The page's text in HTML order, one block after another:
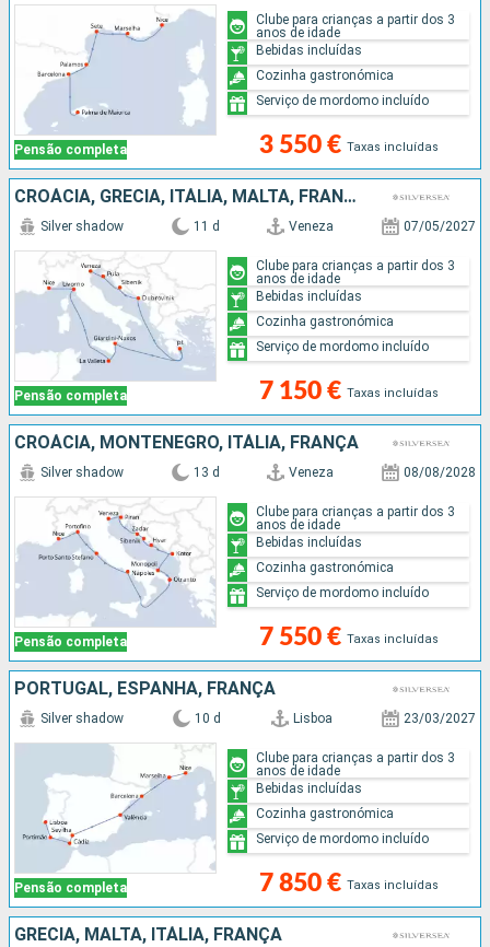
Pensão completa 3 550 € Taxas incluídas
Clube para crianças a partir dos 3
anos de idade
Bebidas incluídas
Cozinha gastronómica
Serviço de mordomo incluído
CROÁCIA, GRÉCIA, ITÁLIA, MALTA, FRANÇA
Pensão completa
Silver shadow 11 d Veneza 07/05/2027
7 150 € Taxas incluídas
Clube para crianças a partir dos 3
anos de idade
Bebidas incluídas
Cozinha gastronómica
Serviço de mordomo incluído
CROÁCIA, MONTENEGRO, ITÁLIA, FRANÇA
Pensão completa
Silver shadow 13 d Veneza 08/08/2028
7 550 € Taxas incluídas
Clube para crianças a partir dos 3
anos de idade
Bebidas incluídas
Cozinha gastronómica
Serviço de mordomo incluído
PORTUGAL, ESPANHA, FRANÇA
Pensão completa
Silver shadow 10 d Lisboa 23/03/2027
7 850 € Taxas incluídas
Clube para crianças a partir dos 3
anos de idade
Bebidas incluídas
Cozinha gastronómica
Serviço de mordomo incluído
GRÉCIA, MALTA, ITÁLIA, FRANÇA